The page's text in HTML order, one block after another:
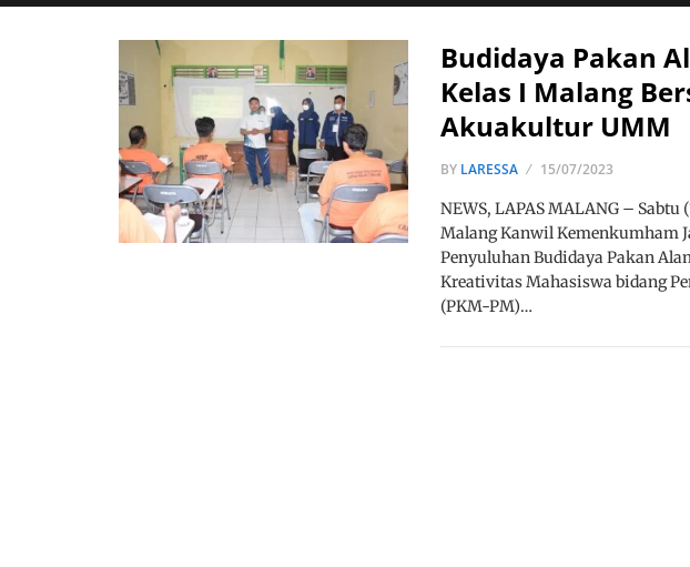
Budidaya Pakan
Kelas I Malang
Akuakultur UMM
BY LARESSA 15/07/2023
NEWS, LAPAS MALANG – Sabtu
Malang Kanwil Kemenkumham
Penyuluhan Budidaya Pakan
Kreativitas Mahasiswa bidang
(PKM-PM)…